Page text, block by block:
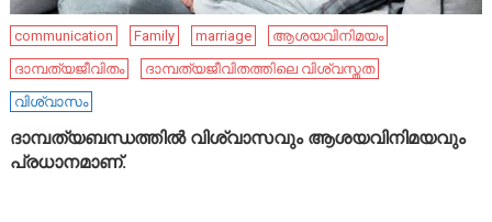
communication Family marriage
ആശയവിനിമയം
ദാമ്പത്യജീവിതം
ദാമ്പത്യജീവിതത്തിലെ വിശ്വസ്തത
വിശ്വാസം
ദാമ്പത്യബന്ധത്തിൽ വിശ്വാസവും ആശയവിനിമയവും
പ്രധാനമാണ്.